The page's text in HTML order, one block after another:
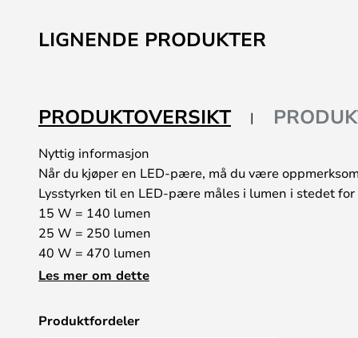
til
begynnelsen
LIGNENDE PRODUKTER
PRODUKTOVERSIKT
Nyttig informasjon
Når du kjøper en LED-pære, må du være
Lysstyrken til en LED-pære måles i lumen i stedet
15 W = 140 lumen
25 W = 250 lumen
40 W = 470 lumen
60 W = 800 lumen
100 W = 1520 lumen
Les mer om dette
Produktfordeler